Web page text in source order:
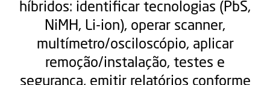
híbridos: identificar tecnologias (PbS,
NiMH, Li-ion), operar scanner,
multímetro/osciloscópio, aplicar
remoção/instalação, testes e
segurança, emitir relatórios conforme